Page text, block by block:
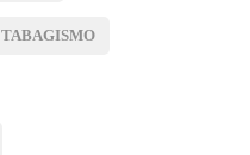
TABAGISMO